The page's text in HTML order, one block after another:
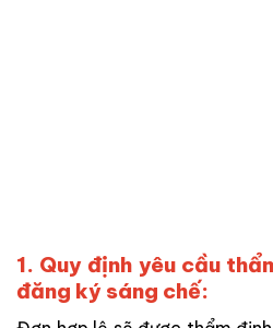
1. Quy định yêu cầu
đăng ký sáng chế: